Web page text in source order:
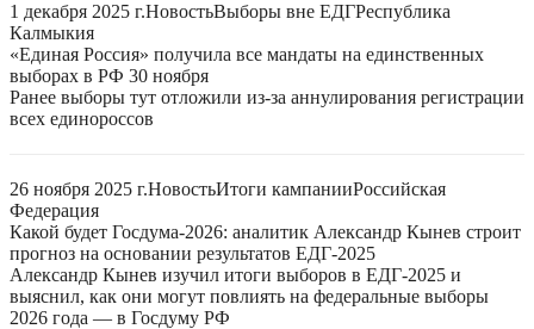
1 декабря 2025 г.НовостьВыборы вне ЕДГРеспублика
Калмыкия
«Единая Россия» получила все мандаты на единственных
выборах в РФ 30 ноября
Ранее выборы тут отложили из-за аннулирования регистрации
всех единороссов
26 ноября 2025 г.НовостьИтоги кампанииРоссийская
Федерация
Какой будет Госдума-2026: аналитик Александр Кынев строит
прогноз на основании результатов ЕДГ-2025
Александр Кынев изучил итоги выборов в ЕДГ-2025 и
выяснил, как они могут повлиять на федеральные выборы
2026 года — в Госдуму РФ